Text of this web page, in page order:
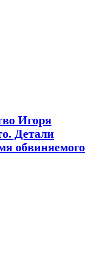
Игоря
Детали
обвиняемого